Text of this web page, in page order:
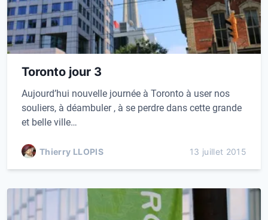
Toronto jour 3
Aujourd’hui nouvelle journée à Toronto à user nos
souliers, à déambuler , à se perdre dans cette grande
et belle ville…
Thierry LLOPIS 13 juillet 2015